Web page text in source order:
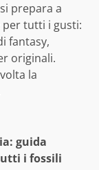
si prepara a
tutti i gusti:
fantasy,
originali.
la
guida
i fossili